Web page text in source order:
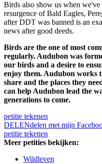
Birds also show us when
resurgence of Bald Eagles,
after DDT was banned is an
news after good deeds.
Birds are the one of most
regularly. Audubon was
our birds and a desire to
enjoy them. Audubon works
share and the places they
can help Audubon lead the
generations to come.
petitie tekenen
DELENdelen met mijn
petitie tekenen
Meer petities bekijken:
Wildleven